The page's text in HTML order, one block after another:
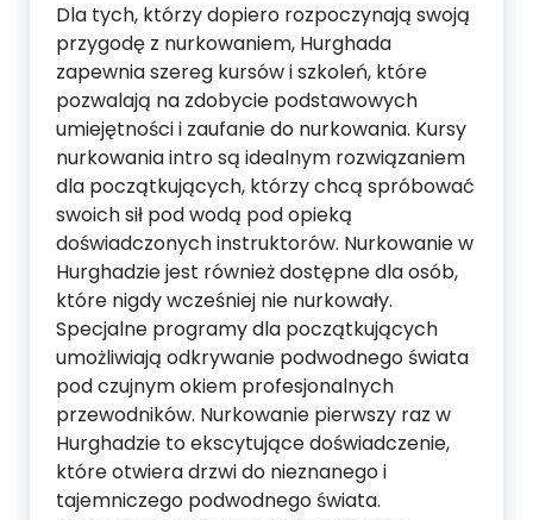
Dla tych, którzy dopiero rozpoczynają swoją
przygodę z nurkowaniem, Hurghada
zapewnia szereg kursów i szkoleń, które
pozwalają na zdobycie podstawowych
umiejętności i zaufanie do nurkowania. Kursy
nurkowania intro są idealnym rozwiązaniem
dla początkujących, którzy chcą spróbować
swoich sił pod wodą pod opieką
doświadczonych instruktorów. Nurkowanie w
Hurghadzie jest również dostępne dla osób,
które nigdy wcześniej nie nurkowały.
Specjalne programy dla początkujących
umożliwiają odkrywanie podwodnego świata
pod czujnym okiem profesjonalnych
przewodników. Nurkowanie pierwszy raz w
Hurghadzie to ekscytujące doświadczenie,
które otwiera drzwi do nieznanego i
tajemniczego podwodnego świata.